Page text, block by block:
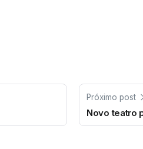
Próximo post
Novo teatro